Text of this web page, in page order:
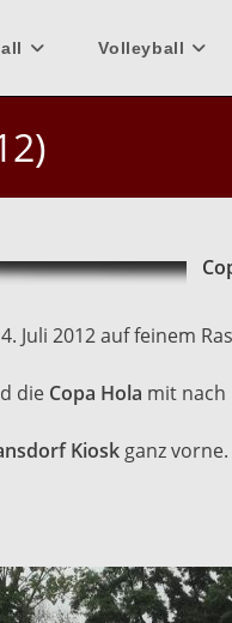
Volleyball
Juli 2012 auf feinem
die Copa Hola mit nach
Kiosk ganz vorne.